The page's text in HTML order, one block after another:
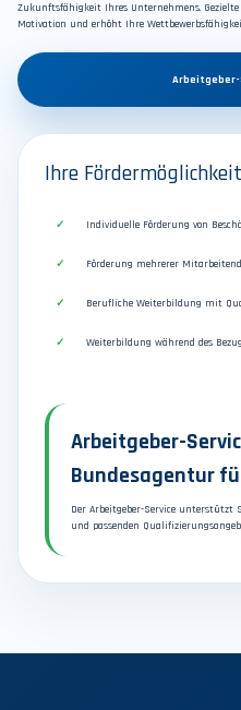
Zukunftsfähigkeit Ihres Unternehmens.
Motivation und erhöht Ihre
Ihre
Individuelle Förderung von
Förderung mehrerer
Berufliche Weiterbildung mit
Weiterbildung während des
Arbeitgeber-
Bundesagentur
Der Arbeitgeber-Service unterstützt
und passenden